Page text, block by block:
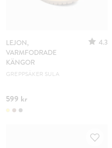
LEJON,
VARMFODRADE
KÄNGOR
4.3
GREPPSÄKER SULA
599 kr